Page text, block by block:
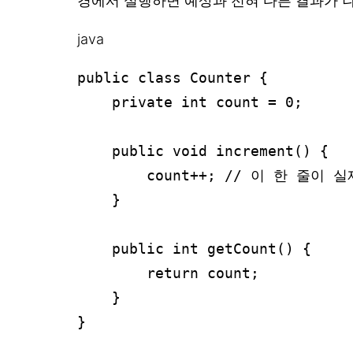
java
public class Counter {
}